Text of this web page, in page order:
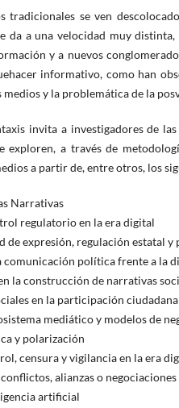
tradicionales se ven
da a una velocidad muy
y a nuevos
informativo, como han
y la problemática de la
invita a investigadores de
exploren, a través de
a partir de, entre otros, los
Narrativas
regulatorio en la era digital
de expresión, regulación estatal
comunicación política frente a la
la construcción de narrativas
en la participación
mediático y modelos de
y polarización
censura y vigilancia en la era
alianzas o
artificial